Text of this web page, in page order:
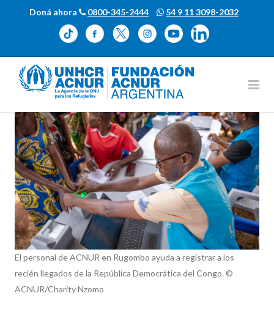
Doná ahora 0800-345-2444 54 9 11 3098-2032
El personal de ACNUR en Rugombo ayuda a registrar a los
recién llegados de la República Democrática del Congo. ©
ACNUR/Charity Nzomo